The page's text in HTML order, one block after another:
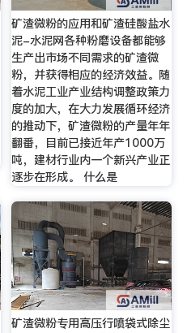
矿渣微粉的应用和矿渣硅酸盐水
泥-水泥网各种粉磨设备都能够
生产出市场不同需求的矿渣微
粉，并获得相应的经济效益。随
着水泥工业产业结构调整政策力
度的加大，在大力发展循环经济
的推动下，矿渣微粉的产量年年
翻番，目前已接近年产1000万
吨，建材行业内一个新兴产业正
逐步在形成。 什么是
矿渣微粉专用高压行喷袋式除尘